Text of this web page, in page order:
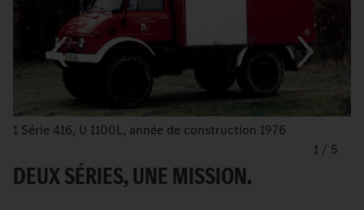
1 Série 416, U 1100L, année de construction 1976
1 / 5
DEUX SÉRIES, UNE MISSION.